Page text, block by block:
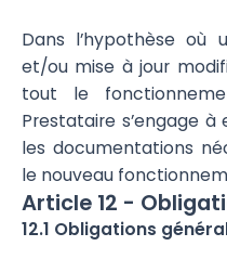
Dans l’hypothèse où
et/ou mise à jour
tout le
Prestataire s’engage
les documentations
le nouveau
Article 12 -
12.1 Obligations